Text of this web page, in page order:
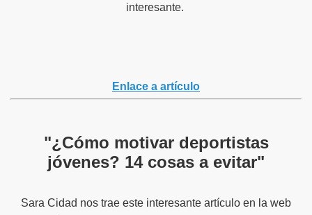
interesante.
Enlace a artículo
"¿Cómo motivar deportistas
jóvenes? 14 cosas a evitar"
Sara Cidad nos trae este interesante artículo en la web